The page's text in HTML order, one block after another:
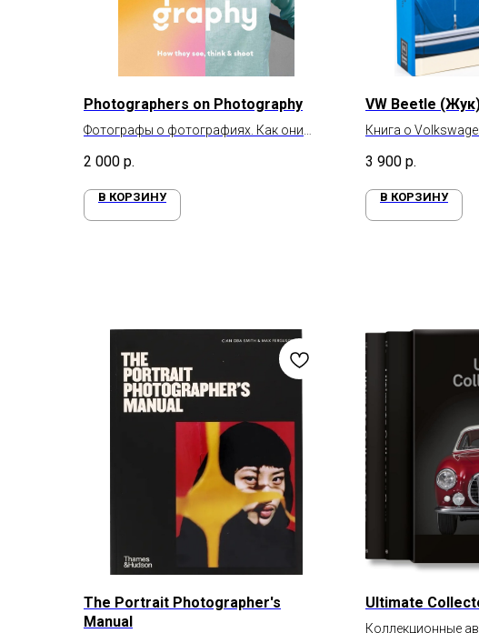
Photographers on Photography
Фотографы о фотографиях. Как они
2 000 р.
В КОРЗИНУ
VW Beetle
Книга о
3 900 р.
В КОРЗИНУ
The Portrait Photographer's
Manual
Ultimate
Коллекционные